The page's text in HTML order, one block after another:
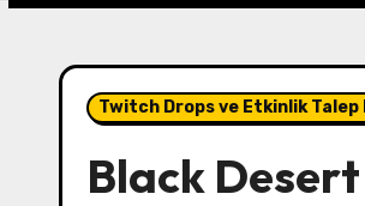
Twitch Drops ve Etkinlik
Black Desert